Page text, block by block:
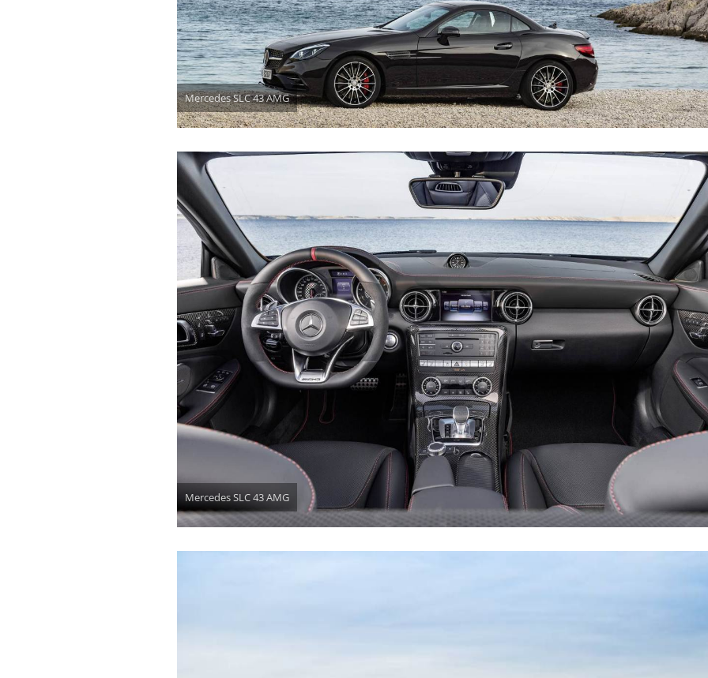
Mercedes SLC 43 AMG
Mercedes SLC 43 AMG